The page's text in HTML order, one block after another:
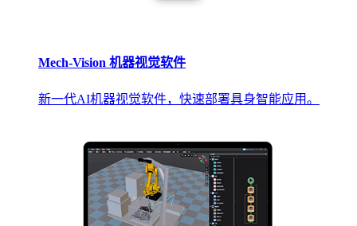
Mech-Vision 机器视觉软件
新一代AI机器视觉软件，快速部署具身智能应用。